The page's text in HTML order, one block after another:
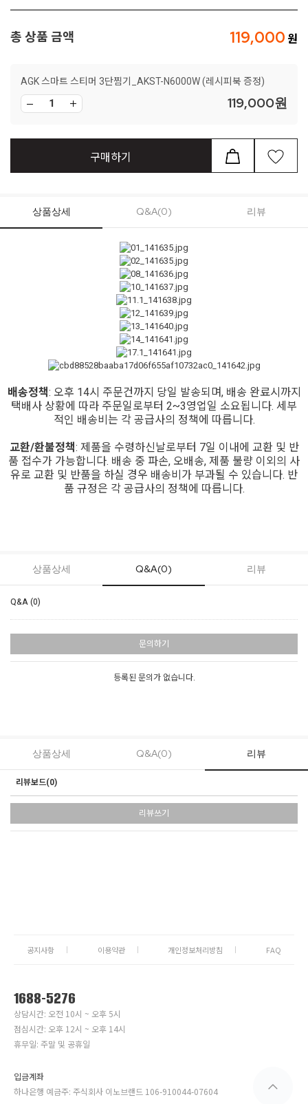
총 상품 금액 119,000
AGK 스마트 스티머 3단찜기_AKST-N6000W (레시피북 증정)
119,000원
구매하기
상품상세 Q&A(0) 리뷰
배송정책: 오후 14시 주문건까지 당일 발송되며, 배송 완료시까지
택배사 상황에 따라 주문일로부터 2~3영업일 소요됩니다. 세부
적인 배송비는 각 공급사의 정책에 따릅니다.
교환/환불정책: 제품을 수령하신날로부터 7일 이내에 교환 및 반
품 접수가 가능합니다. 배송 중 파손, 오배송, 제품 불량 이외의 사
유로 교환 및 반품을 하실 경우 배송비가 부과될 수 있습니다. 반
품 규정은 각 공급사의 정책에 따릅니다.
상품상세 Q&A(0) 리뷰
Q&A (0)
문의하기
등록된 문의가 없습니다.
상품상세 Q&A(0) 리뷰
리뷰보드(0)
리뷰쓰기
공지사항 이용약관 개인정보처리방침 FAQ
1688-5276
상담시간: 오전 10시 ~ 오후 5시
점심시간: 오후 12시 ~ 오후 14시
휴무일: 주말 및 공휴일
입금계좌
하나은행 예금주: 주식회사 이노브랜드 106-910044-07604